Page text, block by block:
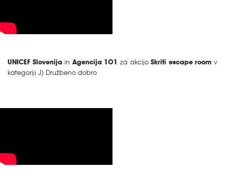
UNICEF Slovenija in Agencija 101 za akcijoSkriti escape room v
kategoriji J) Družbeno dobro